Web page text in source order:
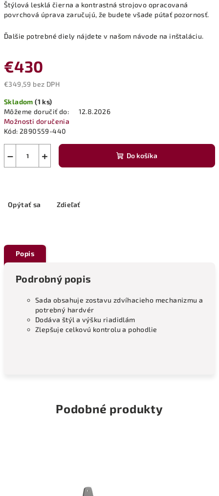
Štýlová lesklá čierna a kontrastná strojovo opracovaná
povrchová úprava zaručujú, že budete všade pútať pozornosť.
Ďalšie potrebné diely nájdete v našom návode na inštaláciu.
€430
€349,59 bez DPH
cena:
Skladom(1 ks)
Môžeme doručiť do:
12.8.2026
Možnosti doručenia
Kód: 2890559-440
+
− Do košíka
Opýtať sa Zdieľať
Popis
Podrobný popis
Sada obsahuje zostavu zdvíhacieho mechanizmu a
potrebný hardvér
Dodáva štýl a výšku riadidlám
Zlepšuje celkovú kontrolu a pohodlie
Podobné produkty